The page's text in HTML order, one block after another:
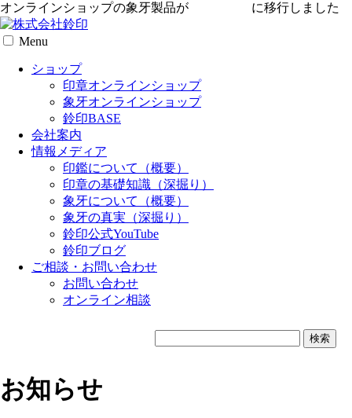
オンラインショップの象牙製品が に移行しました
Menu
ショップ
印章オンラインショップ
象牙オンラインショップ
鈴印BASE
会社案内
情報メディア
印鑑について（概要）
印章の基礎知識（深掘り）
象牙について（概要）
象牙の真実（深掘り）
鈴印公式YouTube
鈴印ブログ
ご相談・お問い合わせ
お問い合わせ
オンライン相談
お知らせ